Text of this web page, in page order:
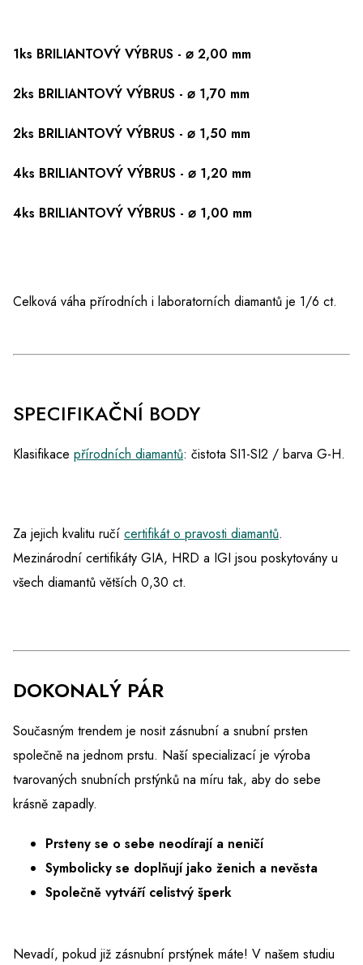
1ks BRILIANTOVÝ VÝBRUS - ⌀ 2,00 mm
2ks BRILIANTOVÝ VÝBRUS - ⌀ 1,70 mm
2ks BRILIANTOVÝ VÝBRUS - ⌀ 1,50 mm
4ks BRILIANTOVÝ VÝBRUS - ⌀ 1,20 mm
4ks BRILIANTOVÝ VÝBRUS - ⌀ 1,00 mm
Celková váha přírodních i laboratorních diamantů je 1/6 ct.
SPECIFIKAČNÍ BODY
Klasifikace přírodních diamantů: čistota SI1-SI2 / barva G-H.
Za jejich kvalitu ručí certifikát o pravosti diamantů.
Mezinárodní certifikáty GIA, HRD a IGI jsou poskytovány u
všech diamantů větších 0,30 ct.
DOKONALÝ PÁR
Současným trendem je nosit zásnubní a snubní prsten
společně na jednom prstu. Naší specializací je výroba
tvarovaných snubních prstýnků na míru tak, aby do sebe
krásně zapadly.
Prsteny se o sebe neodírají a neničí
Symbolicky se doplňují jako ženich a nevěsta
Společně vytváří celistvý šperk
Nevadí, pokud již zásnubní prstýnek máte! V našem studiu